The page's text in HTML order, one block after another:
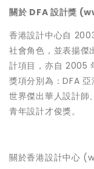
關於 DFA 設計獎
香港設計中心自
社會角色，並表揚傑
計項目，亦自 2005
獎項分別為：DFA
世界傑出華人設計師
青年設計才俊獎。
關於香港設計中心 (